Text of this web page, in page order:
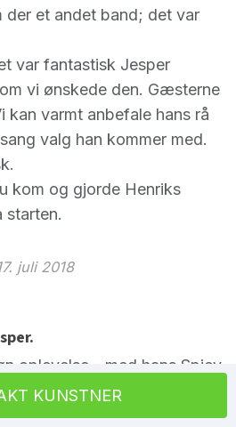
KUNSTNER
der et andet band; det var
var fantastisk Jesper
vi ønskede den. Gæsterne
kan varmt anbefale hans rå
valg han kommer med.
kom og gjorde Henriks
starten.
juli 2018
oplevelse - med hans Spicy
sange - var vi henrykte.
Jesper spiller hos os 😜